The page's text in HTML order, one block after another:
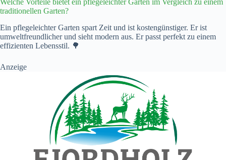
Welche Vorteile bietet ein pflegeleichter Garten im Vergleich zu einem
traditionellen Garten?
Ein pflegeleichter Garten spart Zeit und ist kostengünstiger. Er ist
umweltfreundlicher und sieht modern aus. Er passt perfekt zu einem
effizienten Lebensstil. 🌳
Anzeige